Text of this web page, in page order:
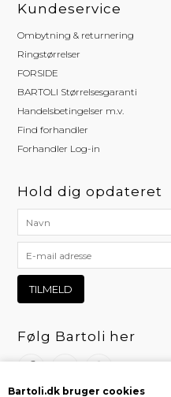
Bartoli.dk bruger cookies
Kundeservice
Ombytning & returnering
Ringstørrelser
FORSIDE
BARTOLI Størrelsesgaranti
Handelsbetingelser m.v.
Find forhandler
Forhandler Log-in
Hold dig opdateret
Følg Bartoli her